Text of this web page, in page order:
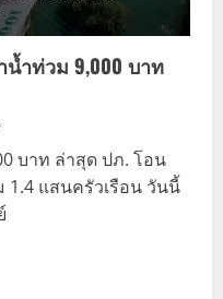
น้ำท่วม 9,000 บาท
บาท ล่าสุด ปภ. โอน
1.4 แสนครัวเรือน วันนี้